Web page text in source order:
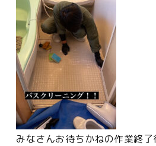
みなさんお待ちかねの作業終了